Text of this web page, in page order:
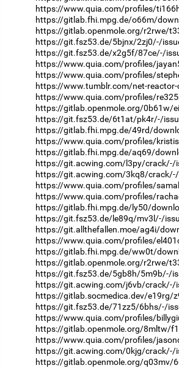
https://www.quia.com/profiles/
https://gitlab.fhi.mpg.de/o66m/
https://gitlab.openmole.org/r2rwe/
https://git.fsz53.de/5bjnx/2zj0/-/
https://git.fsz53.de/x2g5f/87ce/-/
https://www.quia.com/profiles/
https://www.quia.com/profiles/
https://www.tumblr.com/net-reactor-
https://www.quia.com/profiles/
https://gitlab.openmole.org/0b61w/
https://git.fsz53.de/6t1at/pk4r/-/
https://gitlab.fhi.mpg.de/49rd/
https://www.quia.com/profiles/
https://gitlab.fhi.mpg.de/aq69/
https://git.acwing.com/l3py/crack/-/
https://git.acwing.com/3kq8/crack/-/
https://www.quia.com/profiles/
https://www.quia.com/profiles/
https://gitlab.fhi.mpg.de/ly50/
https://git.fsz53.de/le89q/mv3l/-/
https://git.allthefallen.moe/ag4i/
https://www.quia.com/profiles/
https://gitlab.fhi.mpg.de/ww0t/
https://gitlab.openmole.org/r2rwe/
https://git.fsz53.de/5gb8h/5m9b/-/
https://git.acwing.com/j6vb/crack/-/
https://gitlab.socmedica.dev/e19rg/
https://git.fsz53.de/71zz5/6bhs/-/
https://www.quia.com/profiles/
https://gitlab.openmole.org/8mltw/
https://www.quia.com/profiles/
https://git.acwing.com/0kjg/crack/-/
https://gitlab.openmole.org/q03mv/